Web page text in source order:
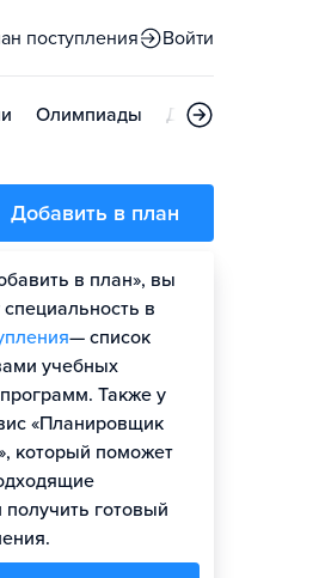
поступления Войти
Олимпиады Дни открытых
Добавить в план
в план», вы
в
— список
учебных
Также у
«Планировщик
который поможет
готовый